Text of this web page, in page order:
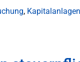
, Kapitalanlagen